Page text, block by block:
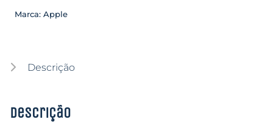
Marca: Apple
Descrição
Descrição